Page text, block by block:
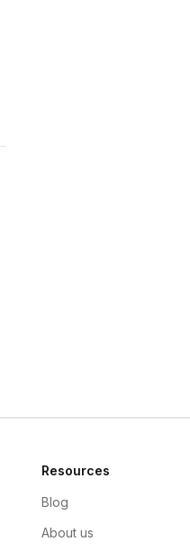
Resources
Blog
About us